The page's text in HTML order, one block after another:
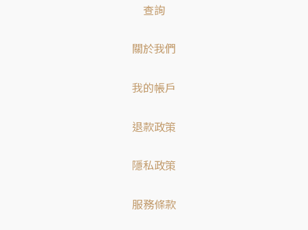
查詢
關於我們
我的帳戶
退款政策
隱私政策
服務條款